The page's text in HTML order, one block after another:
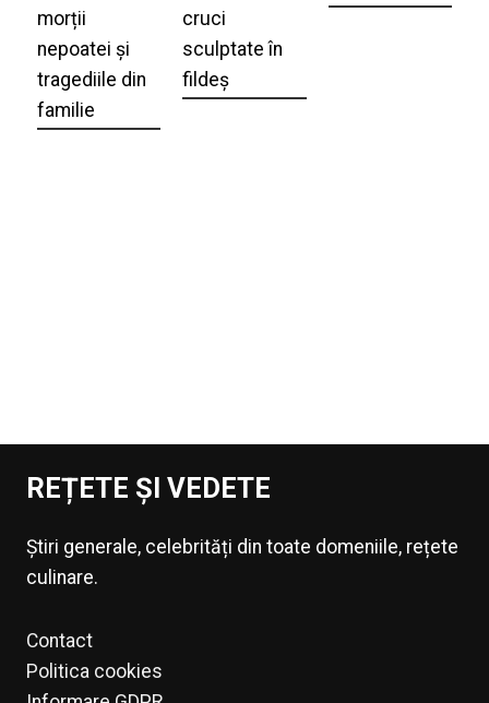
morții
nepoatei și
tragediile din
familie
cruci
sculptate în
fildeș
REȚETE ȘI VEDETE
Știri generale, celebrități din toate domeniile, rețete
culinare.
Contact
Politica cookies